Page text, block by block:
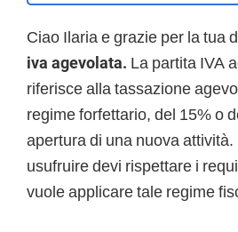
Ciao Ilaria e grazie per la tua
iva agevolata. La partita IVA
riferisce alla tassazione
regime forfettario, del 15% o
apertura di una nuova
usufruire devi rispettare i
vuole applicare tale regime